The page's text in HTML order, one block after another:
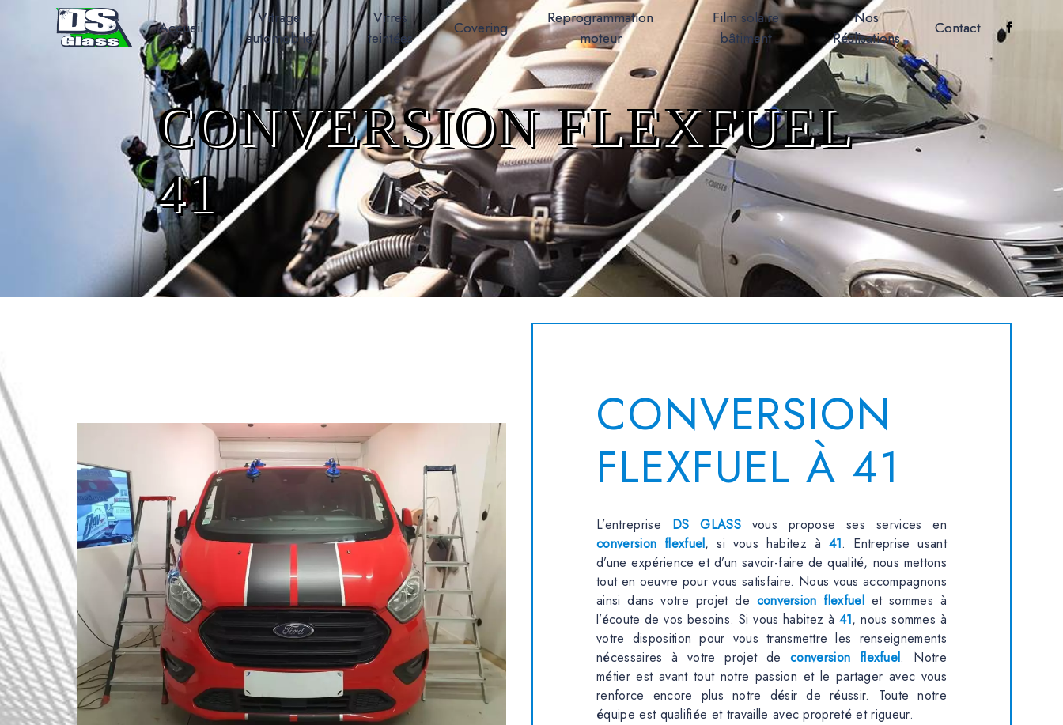
Accueil
Vitrage
automobile
Vitres
teintées
Covering
Reprogrammation
moteur
Film solaire
bâtiment
Nos
Réalisations
Contact
CONVERSION FLEXFUEL
41
CONVERSION
FLEXFUEL À 41
L’entreprise DS GLASSvous propose ses services en
conversion flexfuel, si vous habitez à 41. Entreprise usant
d’une expérience et d’un savoir-faire de qualité, nous mettons
tout en oeuvre pour vous satisfaire. Nous vous accompagnons
ainsi dans votre projet de conversion flexfuel et sommes à
l’écoute de vos besoins. Si vous habitez à 41, nous sommes à
votre disposition pour vous transmettre les renseignements
nécessaires à votre projet deconversion flexfuel. Notre
métier est avant tout notre passion et le partager avec vous
renforce encore plus notre désir de réussir. Toute notre
équipe est qualifiée et travaille avec propreté et rigueur.
Panneau de gestion des cookies